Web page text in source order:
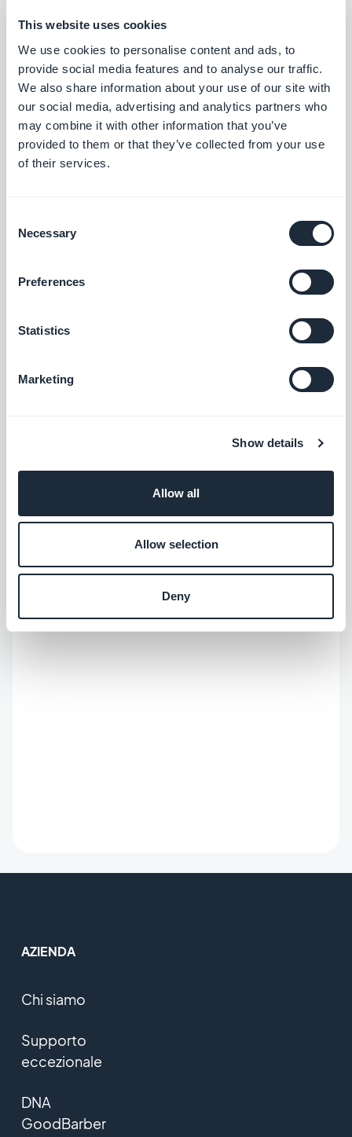
This website uses cookies
We use cookies to personalise content and ads, to
provide social media features and to analyse our traffic.
We also share information about your use of our site with
our social media, advertising and analytics partners who
may combine it with other information that you’ve
provided to them or that they’ve collected from your use
of their services.
Selection
Necessary
Preferences
Statistics
Marketing
Show details
Allow all
Allow selection
Deny
azione, aggiungendo una nuova dimensione alla
vostra strategia di marketing. Ogni secondo è
importante e ogni momento diventa
un'opportunità per rafforzare il legame con il
pubblico.
alla voce del brand e alla sua visibilità: le storie
che raccontiamo, le parole che scegliamo e —
sempre di più — il modo in cui emergono nelle
risposte delle IA. Storyteller nell'anima, passo le
AZIENDA
Chi siamo
Supporto
eccezionale
DNA
GoodBarber